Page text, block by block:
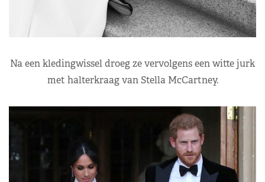
Na een kledingwissel droeg ze vervolgens een witte jurk
met halterkraag van Stella McCartney.